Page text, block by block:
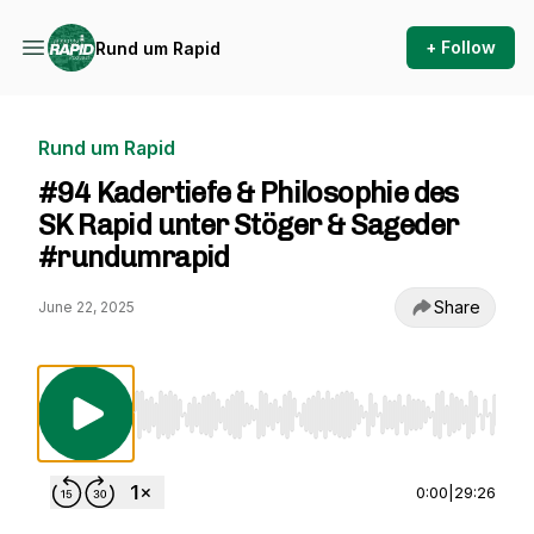
Rund um Rapid + Follow
Rund um Rapid
#94 Kadertiefe & Philosophie des
SK Rapid unter Stöger & Sageder
#rundumrapid
June 22, 2025 Share
Use Left/Right to seek, Home/End to jump
0:00 29:26